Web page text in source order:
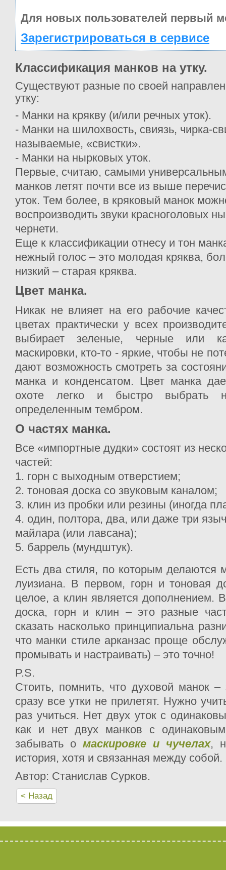
Для новых пользователей первый
Зарегистрироваться в сервисе
Классификация манков на утку.
Существуют разные по своей
утку:
- Манки на крякву (и/или речных уток).
- Манки на шилохвость, свиязь, чирка-
называемые, «свистки».
- Манки на нырковых уток.
Первые, считаю, самыми
манков летят почти все из выше
уток. Тем более, в кряковый манок
воспроизводить звуки красноголовых
чернети.
Еще к классификации отнесу и тон
нежный голос – это молодая кряква,
низкий – старая кряква.
Цвет манка.
Никак не влияет на его рабочие
цветах практически у всех
выбирает зеленые, черные или
маскировки, кто-то - яркие, чтобы не
дают возможность смотреть за
манка и конденсатом. Цвет манка
охоте легко и быстро выбрать
определенным тембром.
О частях манка.
Все «импортные дудки» состоят из
частей:
1. горн с выходным отверстием;
2. тоновая доска со звуковым каналом;
3. клин из пробки или резины (иногда
4. один, полтора, два, или даже три
майлара (или лавсана);
5. баррель (мундштук).
Есть два стиля, по которым делаются
луизиана. В первом, горн и тоновая
целое, а клин является дополнением.
доска, горн и клин – это разные
сказать насколько принципиальна
что манки стиле арканзас проще
промывать и настраивать) – это точно!
P.S.
Стоить, помнить, что духовой манок
сразу все утки не прилетят. Нужно
раз учиться. Нет двух уток с
как и нет двух манков с
забывать о маскировке и чучелах,
история, хотя и связанная между собой.
Автор: Станислав Сурков.
< Назад